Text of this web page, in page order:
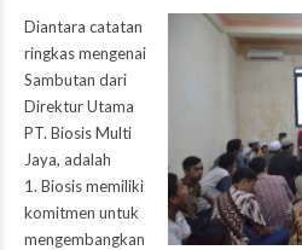
Diantara catatan
ringkas mengenai
Sambutan dari
Direktur Utama
PT. Biosis Multi
Jaya, adalah
1. Biosis memiliki
komitmen untuk
mengembangkan